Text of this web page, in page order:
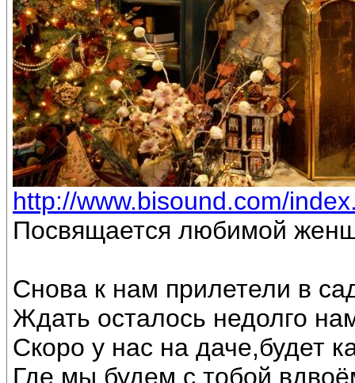
http://www.bisound.com/
Посвящается любимой
Снова к нам прилетели в
Ждать осталось недолго
Скоро у нас на даче,будет
Где мы будем с тобой